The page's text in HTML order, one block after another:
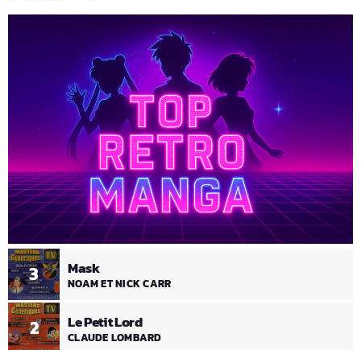
2 Le Petit Lord
CLAUDE LOMBARD
3 Mask
NOAM ET NICK CARR